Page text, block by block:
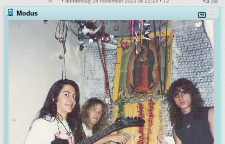
Modus